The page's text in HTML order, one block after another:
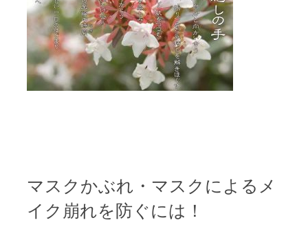
マスクかぶれ・マスクによるメ
イク崩れを防ぐには！